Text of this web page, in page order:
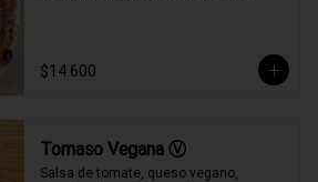
$14.600
Tomaso Vegana Ⓥ
Salsa de tomate, queso vegano,